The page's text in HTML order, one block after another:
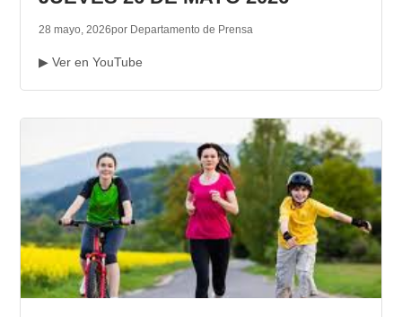
28 mayo, 2026por Departamento de Prensa
▶ Ver en YouTube